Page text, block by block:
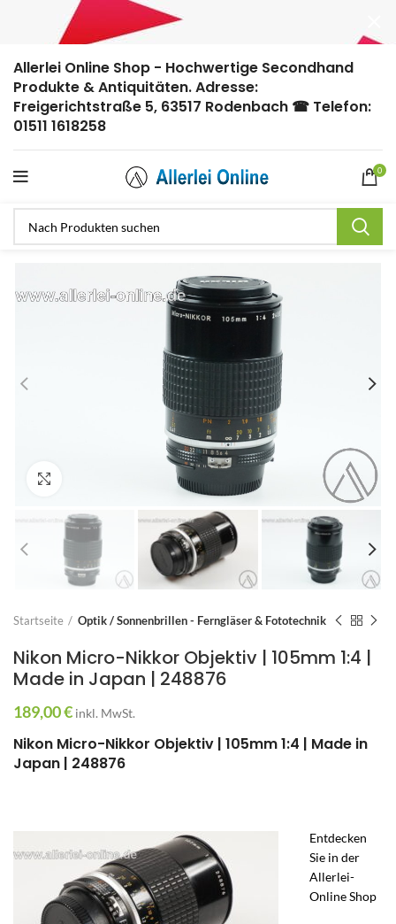
Allerlei Online Shop - Hochwertige Secondhand
Produkte & Antiquitäten. Adresse:
Freigerichtstraße 5, 63517 Rodenbach ☎ Telefon:
01511 1618258
0
Zum Vergrößern anklicken
Startseite Optik / Sonnenbrillen - Ferngläser & Fototechnik
Nikon Micro-Nikkor Objektiv | 105mm 1:4 |
Made in Japan | 248876
189,00€ inkl. MwSt.
Nikon Micro-Nikkor Objektiv | 105mm 1:4 | Made in
Japan | 248876
Entdecken
Sie in der
Allerlei-
Online Shop